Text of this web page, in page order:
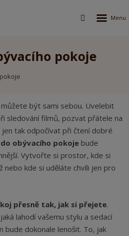
Vyhledávání
Rozbalení
pokoje
být sami sebou. Uvelebit
sledování filmů, pozvat přátele na
tak odpočívat při čtení dobré
obývacího pokoje bude
Vytvořte si prostor, kde si
nebo kde si uděláte chvíli jen pro
přesně tak, jak si přejete.
lahodí vašemu stylu a sedací
bude dokonale lenošit. To, jak